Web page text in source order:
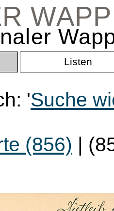
Listen
'Suche
(856) |